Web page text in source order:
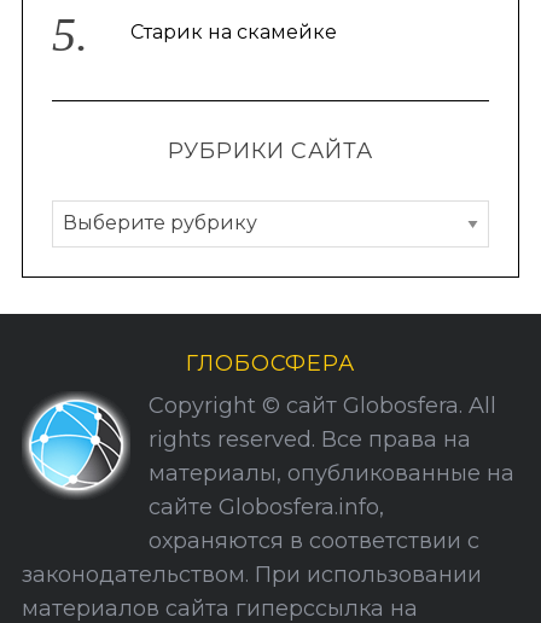
Старик на скамейке
РУБРИКИ САЙТА
Р
у
б
р
и
С
а
а
ГЛОБОСФЕРА
Copyright © сайт Globosfera. All
rights reserved. Все права на
материалы, опубликованные на
сайте Globosfera.info,
охраняются в соответствии с
законодательством. При использовании
материалов сайта гиперссылка на